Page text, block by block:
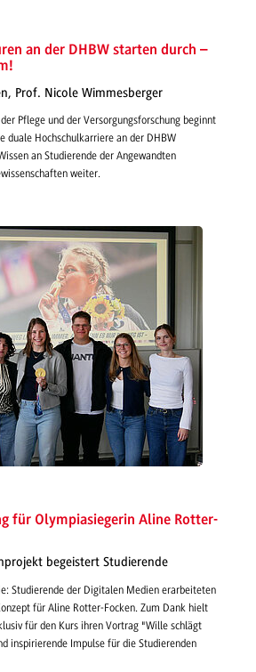
an der DHBW starten durch –
Prof. Nicole Wimmesberger
Pflege und der Versorgungsforschung beginnt
duale Hochschulkarriere an der DHBW
an Studierende der Angewandten
weiter.
für Olympiasiegerin Aline Rotter-
begeistert Studierende
Studierende der Digitalen Medien erarbeiteten
für Aline Rotter-Focken. Zum Dank hielt
für den Kurs ihren Vortrag "Wille schlägt
inspirierende Impulse für die Studierenden